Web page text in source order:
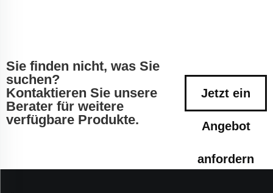
Sie finden nicht, was Sie
suchen?
Kontaktieren Sie unsere
Berater für weitere
verfügbare Produkte.
Jetzt ein
Angebot
anfordern